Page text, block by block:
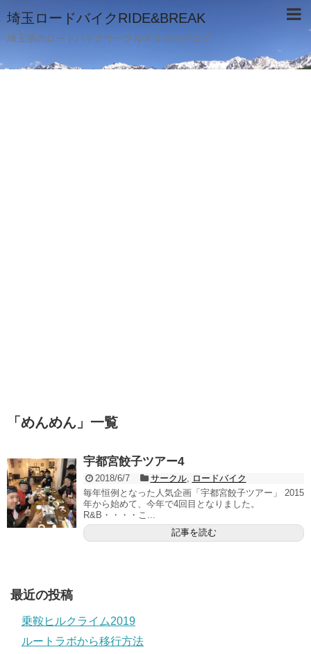
埼玉ロードバイクRIDE&BREAK
埼玉県のロードバイクサークルＲ＆Ｂのブログ
「 めんめん 」 一覧
宇都宮餃子ツアー4
2018/6/7 サークル,
ロードバイク
毎年恒例となった人気企画「宇都宮餃子ツアー」 2015
年から始めて、今年で4回目となりました。
R&B・・・・こ...
記事を読む
最近の投稿
乗鞍ヒルクライム2019
ルートラボから移行方法